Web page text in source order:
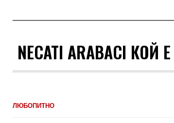
NECATI ARABACI КОЙ Е
ЛЮБОПИТНО